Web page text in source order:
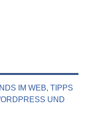
IM WEB, TIPPS
UND